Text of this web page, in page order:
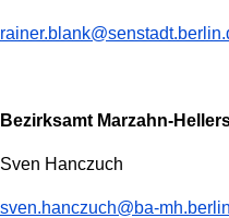
Bezirksamt Marzahn-
Sven Hanczuch
sven.hanczuch@ba-